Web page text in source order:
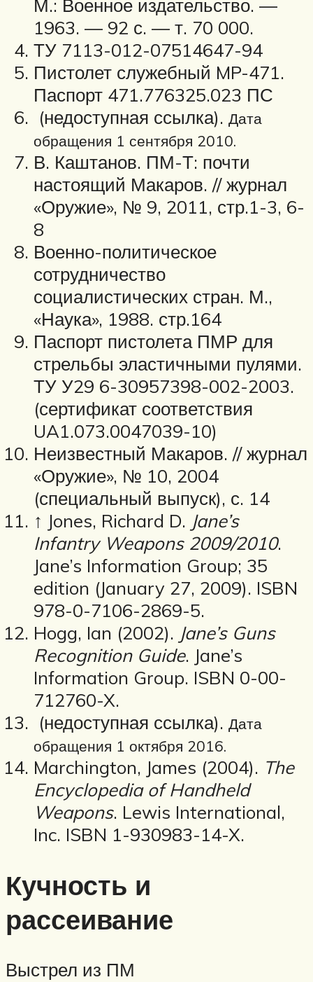
М.: Военное издательство. —
1963. — 92 с. — т. 70 000.
ТУ 7113-012-07514647-94
Пистолет служебный MP-471.
Паспорт 471.776325.023 ПС
(недоступная ссылка). Дата
обращения 1 сентября 2010.
В. Каштанов. ПМ-Т: почти
настоящий Макаров. // журнал
«Оружие», № 9, 2011, стр.1-3, 6-
8
Военно-политическое
сотрудничество
социалистических стран. М.,
«Наука», 1988. стр.164
Паспорт пистолета ПМР для
стрельбы эластичными пулями.
ТУ У29 6-30957398-002-2003.
(сертификат соответствия
UA1.073.0047039-10)
Неизвестный Макаров. // журнал
«Оружие», № 10, 2004
(специальный выпуск), с. 14
↑ Jones, Richard D. Jane’s
Infantry Weapons 2009/2010.
Jane’s Information Group; 35
edition (January 27, 2009). ISBN
978-0-7106-2869-5.
Hogg, Ian (2002). Jane’s Guns
Recognition Guide. Jane’s
Information Group. ISBN 0-00-
712760-X.
(недоступная ссылка). Дата
обращения 1 октября 2016.
Marchington, James (2004). The
Encyclopedia of Handheld
Weapons. Lewis International,
Inc. ISBN 1-930983-14-X.
Кучность и
рассеивание
Выстрел из ПМ